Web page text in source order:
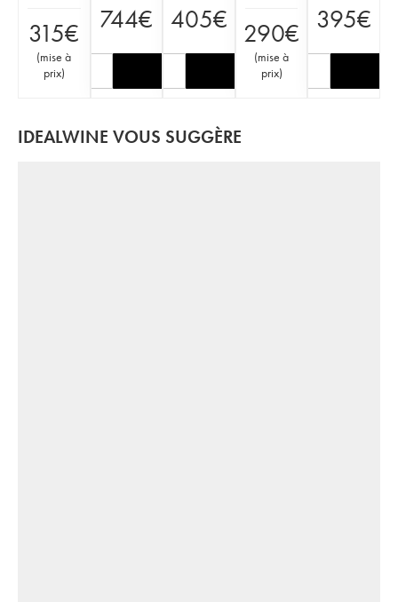
315€
(mise à
prix)
744€ 405€ 290€
(mise à
prix)
395€
IDEALWINE VOUS SUGGÈRE